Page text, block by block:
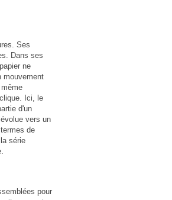
Ses
Dans ses
ne
mouvement
Ici, le
d'un
vers un
de
série
pour